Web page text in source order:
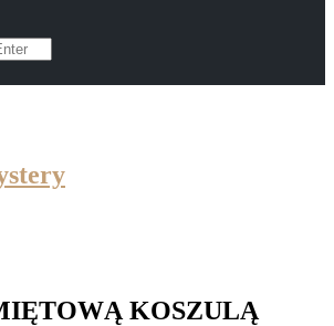
KOSZULĄ